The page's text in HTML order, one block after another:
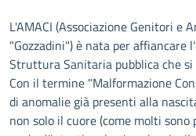
Descrizione
L'AMACI (Associazione Genitori e
"Gozzadini") è nata per affiancare
Struttura Sanitaria pubblica che
Con il termine "Malformazione
di anomalie già presenti alla
non solo il cuore (come molti